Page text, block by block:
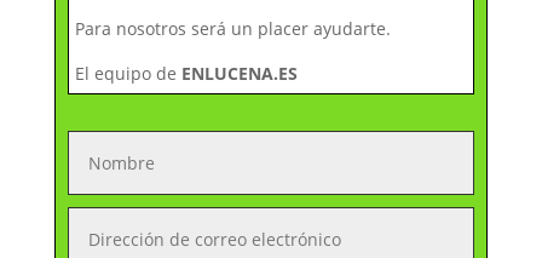
Para nosotros será un placer ayudarte.
El equipo de ENLUCENA.ES